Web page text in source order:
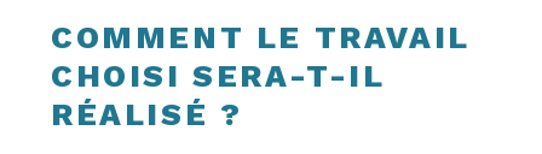
COMMENT LE TRAVAIL
CHOISI SERA-T-IL
RÉALISÉ ?